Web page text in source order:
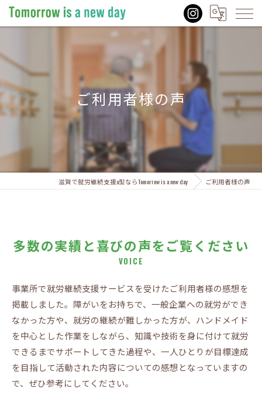
ご利用者様の声
滋賀で就労継続支援a型ならTomorrow is a new day ご利用者様の声
多数の実績と喜びの声をご覧ください
VOICE
事業所で就労継続支援サービスを受けたご利用者様の感想を
掲載しました。障がいをお持ちで、一般企業への就労ができ
なかった方や、就労の継続が難しかった方が、ハンドメイド
を中心とした作業をしながら、知識や技術を身に付けて就労
できるまでサポートしてきた過程や、一人ひとりが目標達成
を目指して活動された内容についての感想となっていますの
で、ぜひ参考にしてください。